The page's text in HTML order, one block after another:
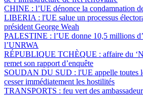
CHINE : l’UE dénonce la condamnation
LIBERIA : l'UE salue un processus
président George Weah
PALESTINE : l’UE donne 10,5 millions
l’UNRWA
RÉPUBLIQUE TCHÈQUE : affaire du
remet son rapport d’enquête
SOUDAN DU SUD : l'UE appelle toutes
cesser immédiatement les hostilités
TRANSPORTS : feu vert des